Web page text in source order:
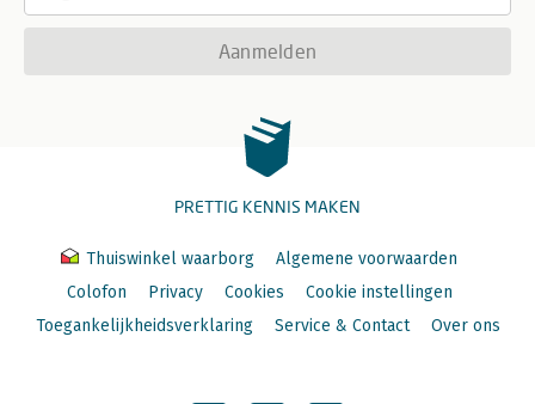
Aanmelden
PRETTIG KENNIS MAKEN
Thuiswinkel waarborg
Algemene voorwaarden
Colofon
Privacy Cookies
Cookie instellingen
Toegankelijkheidsverklaring
Service & Contact Over ons